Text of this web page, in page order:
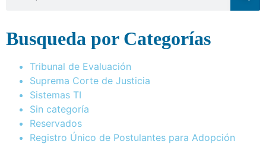
Busqueda por Categorías
Tribunal de Evaluación
Suprema Corte de Justicia
Sistemas TI
Sin categoría
Reservados
Registro Único de Postulantes para Adopción